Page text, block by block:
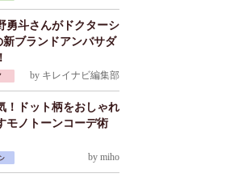
勇斗さんがドクターシ
ブランドアンバサダ
by キレイナビ編集部
！ドット柄をおしゃれ
モノトーンコーデ術
by miho